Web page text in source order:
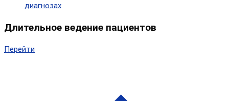
диагнозах
Длительное ведение пациентов
Перейти